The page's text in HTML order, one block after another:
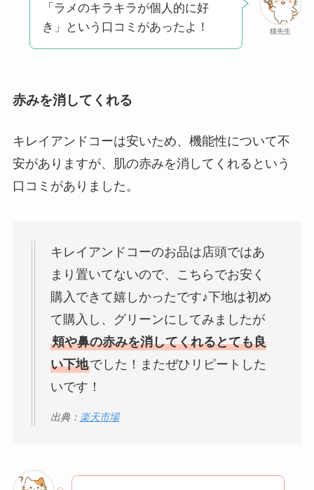
猫先生
「ラメのキラキラが個人的に好
き」という口コミがあったよ！
赤みを消してくれる
キレイアンドコーは安いため、機能性について不
安がありますが、肌の赤みを消してくれるという
口コミがありました。
キレイアンドコーのお品は店頭ではあ
まり置いてないので、こちらでお安く
購入できて嬉しかったです♪下地は初め
て購入し、グリーンにしてみましたが
頬や鼻の赤みを消してくれるとても良
い下地でした！またぜひリピートした
いです！
出典： 楽天市場